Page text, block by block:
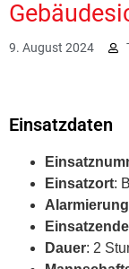
9. August 2024
Einsatzdaten
Einsatzort:
Einsatzende
Dauer: 2